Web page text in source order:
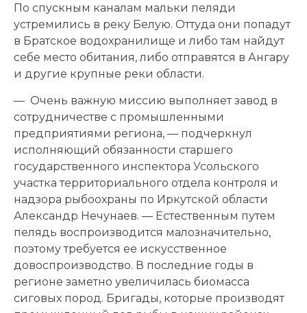
По спускным каналам мальки пеляди
устремились в реку Белую. Оттуда они попадут
в Братское водохранилище и либо там найдут
себе место обитания, либо отправятся в Ангару
и другие крупные реки области.
— Очень важную миссию выполняет завод в
сотрудничестве с промышленными
предприятиями региона, — подчеркнул
исполняющий обязанности старшего
государственного инспектора Усольского
участка территориального отдела контроля и
надзора рыбоохраны по Иркутской области
Александр Нечунаев. — Естественным путем
пелядь воспроизводится малозначительно,
поэтому требуется ее искусственное
довоспроизводство. В последние годы в
регионе заметно увеличилась биомасса
сиговых пород. Бригады, которые производят